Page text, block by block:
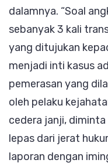
dalamnya. “Soal
sebanyak 3 kali
yang ditujukan
menjadi inti kasus
pemerasan yang
oleh pelaku
cedera janji,
lepas dari jerat
laporan dengan